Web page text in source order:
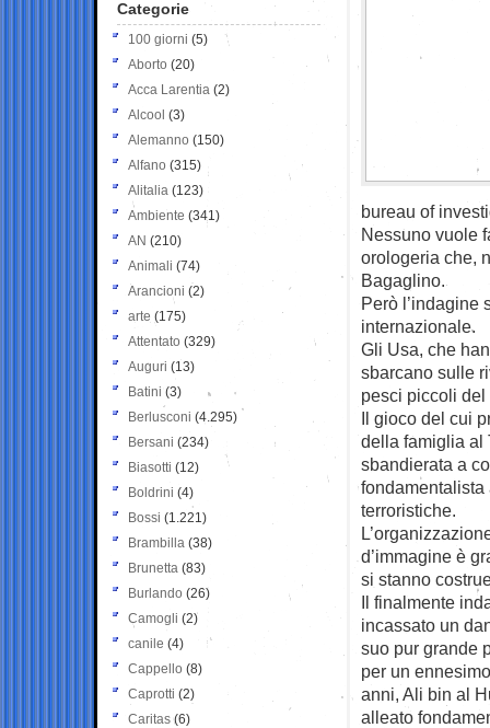
bureau of
Nessuno vuole
orologeria che,
Bagaglino.
Però l’indagine
internazionale.
Gli Usa, che
sbarcano sulle
pesci piccoli
Il gioco del cui
della famiglia al
sbandierata a
terroristiche.
d’immagine è
si stanno
Il finalmente
incassato un
suo pur grande
per un
anni, Ali bin al
alleato
Categorie
100 giorni (5)
Aborto (20)
Acca Larentia (2)
Alcool (3)
Alemanno (150)
Alfano (315)
Alitalia (123)
Ambiente (341)
AN (210)
Animali (74)
Arancioni (2)
arte (175)
Attentato (329)
Auguri (13)
Batini (3)
Berlusconi (4.295)
Bersani (234)
Biasotti (12)
Boldrini (4)
Bossi (1.221)
Brambilla (38)
Brunetta (83)
Burlando (26)
Camogli (2)
canile (4)
Cappello (8)
Caprotti (2)
Caritas (6)